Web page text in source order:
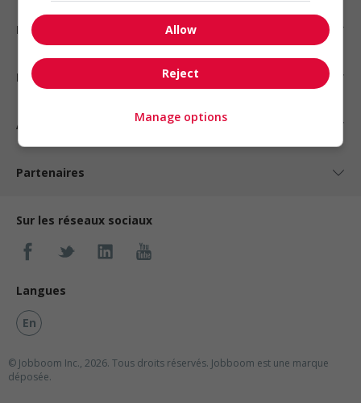
Emplois par type
Nos suggestions
À propos
Partenaires
Sur les réseaux sociaux
Langues
En
© Jobboom Inc., 2026. Tous droits réservés. Jobboom est une marque
déposée.
Allow
Reject
Manage options